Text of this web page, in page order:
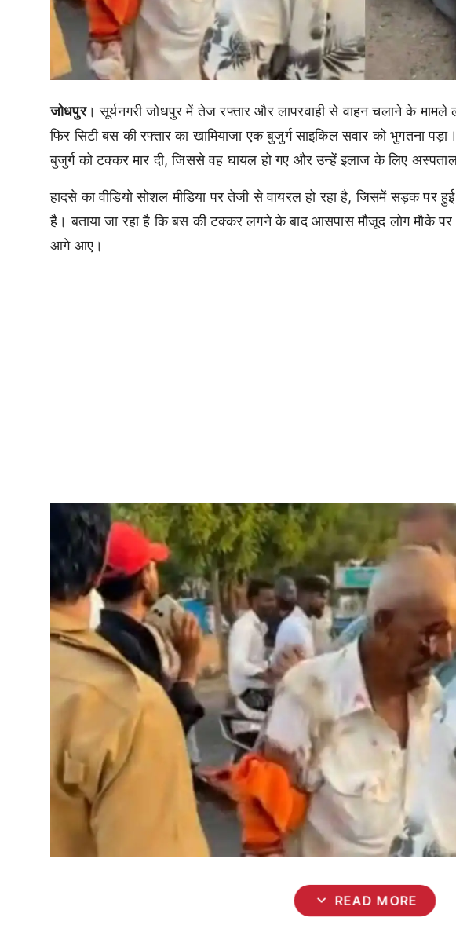
जोधपुर। सूर्यनगरी जोधपुर में तेज रफ्तार और लापरवाही से वाहन चलाने के मामले
फिर सिटी बस की रफ्तार का खामियाजा एक बुजुर्ग साइकिल सवार को भुगतना
बुजुर्ग को टक्कर मार दी, जिससे वह घायल हो गए और उन्हें इलाज के लिए
हादसे का वीडियो सोशल मीडिया पर तेजी से वायरल हो रहा है, जिसमें सड़क पर
है। बताया जा रहा है कि बस की टक्कर लगने के बाद आसपास मौजूद लोग मौके
आगे आए।
expand_more READ MORE